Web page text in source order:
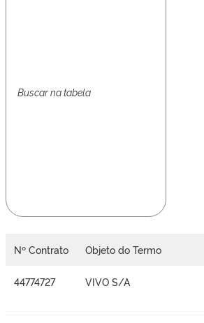
Nº Contrato Objeto do Termo
44774727 VIVO S/A